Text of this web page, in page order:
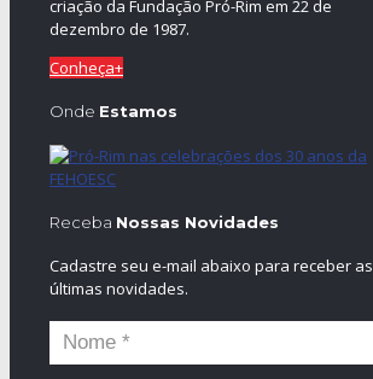
criação da Fundação Pró-Rim em 22 de
dezembro de 1987.
Conheça+
Onde Estamos
Receba Nossas Novidades
Cadastre seu e-mail abaixo para receber as
últimas novidades.